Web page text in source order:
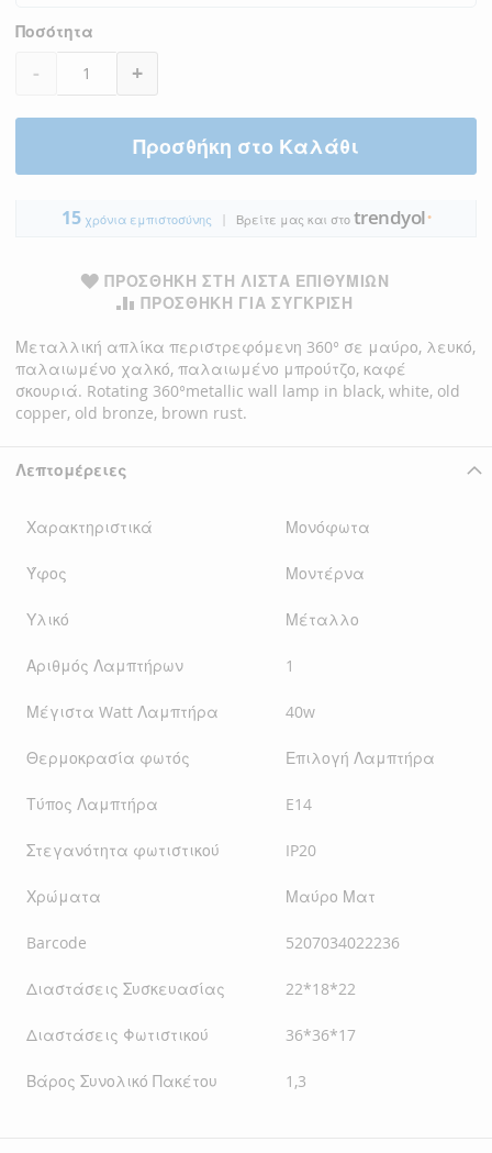
Ποσότητα
- +
Προσθήκη στο Καλάθι
15χρόνια εμπιστοσύνης | Βρείτε μας και στο trendyol ●
ΠΡΟΣΘΉΚΗ ΣΤΗ ΛΊΣΤΑ ΕΠΙΘΥΜΙΏΝ
ΠΡΟΣΘΉΚΗ ΓΙΑ ΣΎΓΚΡΙΣΗ
Μεταλλική απλίκα περιστρεφόμενη 360° σε μαύρο, λευκό,
παλαιωμένο χαλκό, παλαιωμένο μπρούτζο, καφέ
σκουριά. Rotating 360°metallic wall lamp in black, white, old
copper, old bronze, brown rust.
Λεπτομέρειες
Χαρακτηριστικά Μονόφωτα
Ύφος Μοντέρνα
Υλικό Μέταλλο
Αριθμός Λαμπτήρων 1
Μέγιστα Watt Λαμπτήρα 40w
Θερμοκρασία φωτός Επιλογή Λαμπτήρα
Τύπος Λαμπτήρα E14
Στεγανότητα φωτιστικού IP20
Χρώματα Μαύρο Ματ
Barcode 5207034022236
Διαστάσεις Συσκευασίας 22*18*22
Διαστάσεις Φωτιστικού 36*36*17
Βάρος Συνολικό Πακέτου 1,3